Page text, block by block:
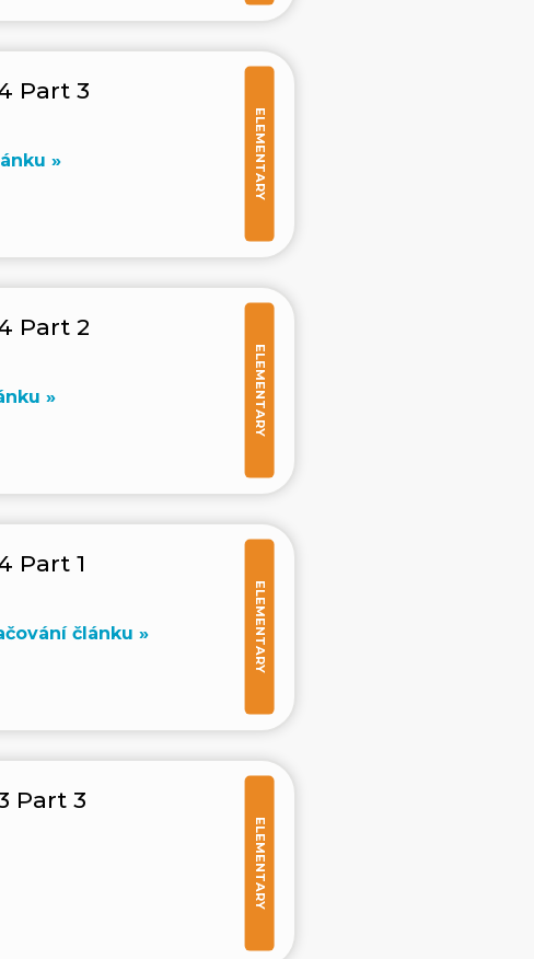
ELEMENTARY
Part 3
»
ELEMENTARY
Part 2
»
ELEMENTARY
Part 1
článku »
ELEMENTARY
Part 3